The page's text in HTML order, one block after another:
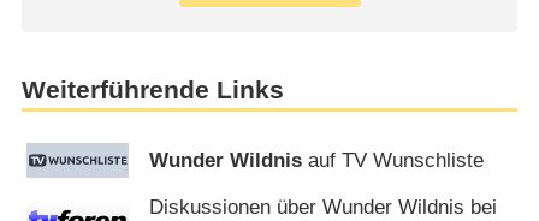
Weiterführende Links
Wunder Wildnis auf TV Wunschliste
Diskussionen über Wunder Wildnis bei